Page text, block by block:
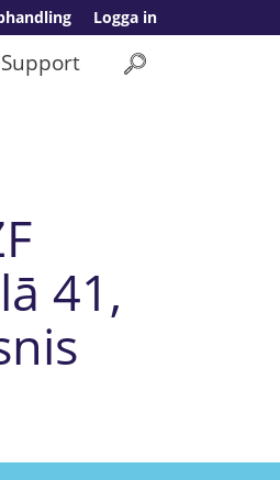
Logga in
Support
41,